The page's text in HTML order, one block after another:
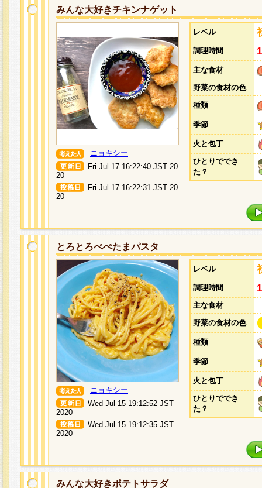
みんな大好きチキンナゲット
ニョキシー
Fri Jul 17 16:22:40 JST 20
20
Fri Jul 17 16:22:31 JST 20
20
レベル
調理時間
主な食材
野菜の食材の色
種類
季節
火と包丁
ひとりででき
た？
とろとろぺぺたまパスタ
ニョキシー
Wed Jul 15 19:12:52 JST
2020
Wed Jul 15 19:12:35 JST
2020
レベル
調理時間
主な食材
野菜の食材の色
種類
季節
火と包丁
ひとりででき
た？
みんな大好きポテトサラダ